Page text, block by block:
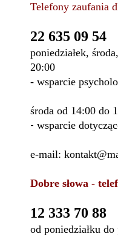
Telefony zaufania
22 635 09 54
poniedziałek,
20:00
- wsparcie
środa od 14:00 do
- wsparcie
e-mail:
Dobre słowa -
12 333 70 88
od poniedziałku